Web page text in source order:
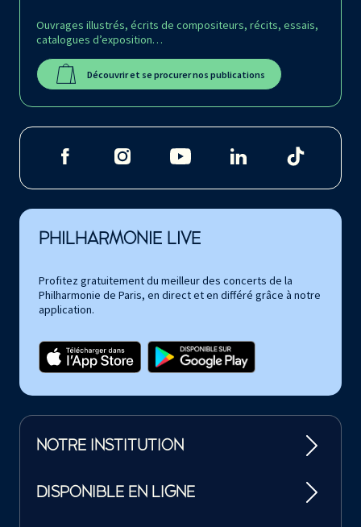
Ouvrages illustrés, écrits de compositeurs, récits, essais,
catalogues d’exposition…
Découvrir et se procurer nos publications
PHILHARMONIE LIVE
Profitez gratuitement du meilleur des concerts de la
Philharmonie de Paris, en direct et en différé grâce à notre
application.
NOTRE INSTITUTION
DISPONIBLE EN LIGNE